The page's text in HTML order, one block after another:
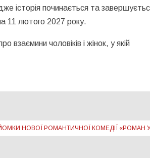
історія починається та
11 лютого 2027 року.
взаємини чоловіків і жінок, у якій
НОВОЇ РОМАНТИЧНОЇ КОМЕДІЇ «РОМАН